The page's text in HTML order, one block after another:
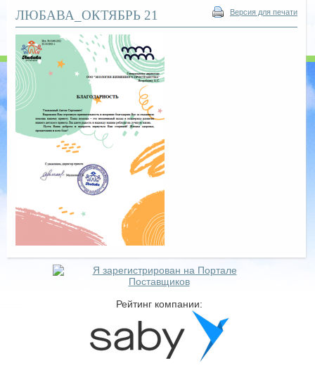
Версия для печати
ЛЮБАВА_ОКТЯБРЬ 21
Рейтинг компании: